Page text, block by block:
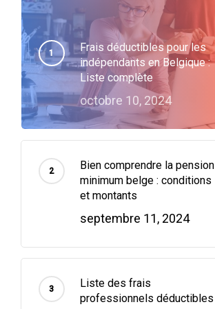
Frais déductibles pour les
indépendants en Belgique :
Liste complète
octobre 10, 2024
Bien comprendre la pension
minimum belge : conditions
et montants
septembre 11, 2024
Liste des frais
professionnels déductibles